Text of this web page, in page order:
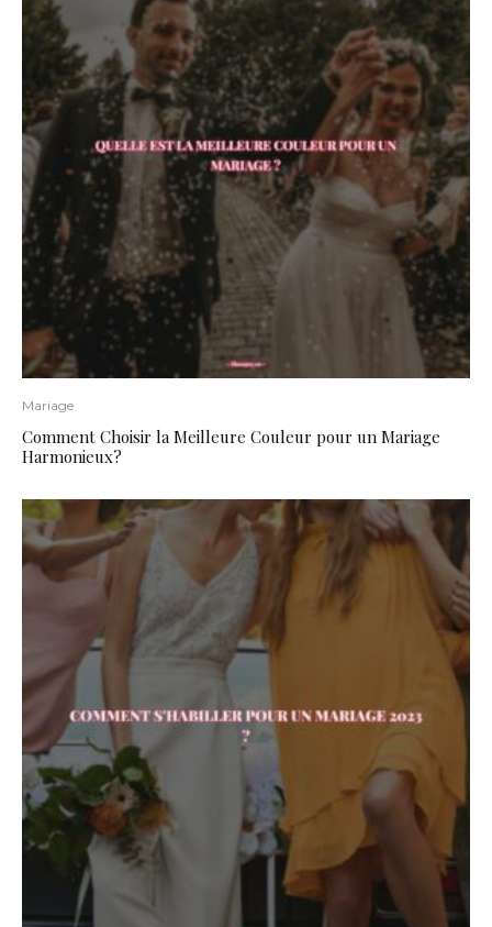
Mariage
Comment Choisir la Meilleure Couleur pour un Mariage
Harmonieux?